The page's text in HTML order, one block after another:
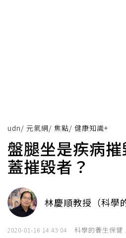
udn/ 元氣網/ 焦點/ 健康知識+
盤腿坐是疾病
蓋摧毀者？
林慶順教授（科學
2020-01-16 14:43:04 科學的養生保健